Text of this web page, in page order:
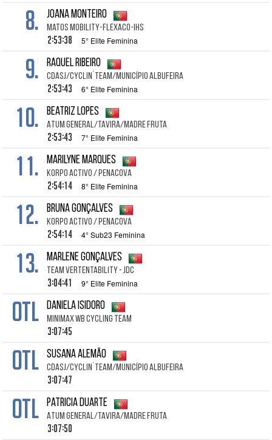
8. Joana MONTEIRO
Matos Mobility-Flexaco-Ihs
2:53:38 5° Elite Feminina
9. Raquel RIBEIRO
CDASJ/Cyclin´Team/Município Albufeira
2:53:43 6° Elite Feminina
10. Beatriz LOPES
Atum General/Tavira/Madre Fruta
2:53:43 7° Elite Feminina
11. Marilyne MARQUES
Korpo Activo / Penacova
2:54:14 8° Elite Feminina
12. Bruna GONÇALVES
Korpo Activo / Penacova
2:54:14 4° Sub23 Feminina
13. Marlene GONÇALVES
TEAM VERTENTABILITY - JDC
3:04:41 9° Elite Feminina
OTL Daniela ISIDORO
Minimax WB Cycling Team
3:07:45
OTL Susana ALEMÃO
CDASJ/Cyclin´Team/Município Albufeira
3:07:47
OTL Patricia DUARTE
Atum General/Tavira/Madre Fruta
3:07:50